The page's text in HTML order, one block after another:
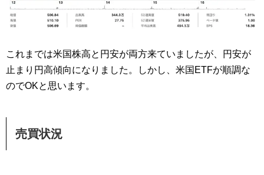
これまでは米国株高と円安が両方来ていましたが、円安が
止まり円高傾向になりました。しかし、米国ETFが順調な
のでOKと思います。
売買状況